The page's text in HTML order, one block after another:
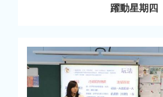
躍動星期四